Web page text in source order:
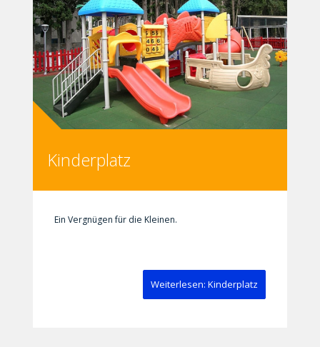
Kinderplatz
Ein Vergnügen für die Kleinen.
Weiterlesen: Kinderplatz